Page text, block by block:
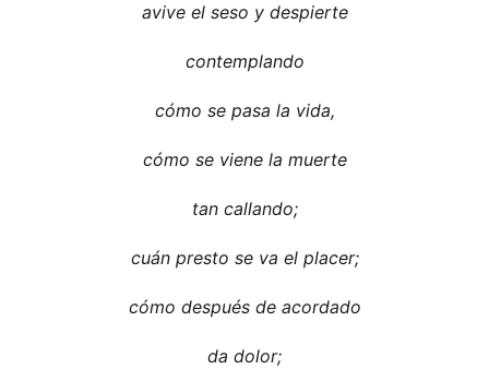
avive el seso y despierte
contemplando
cómo se pasa la vida,
cómo se viene la muerte
tan callando;
cuán presto se va el placer;
cómo después de acordado
da dolor;